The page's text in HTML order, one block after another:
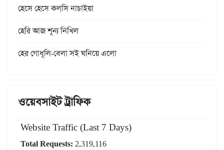
হেসে হেসে কল্‌সি নাচাইয়া
হেরি আজ শূন্য নিখিল
হের গোধূলি-বেলা সই ঘনিয়ে এলো
ওয়েবসাইট ট্রাফিক
Website Traffic (Last 7 Days)
Total Requests: 2,319,116